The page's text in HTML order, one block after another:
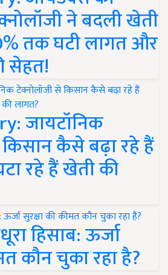
ने बदली खेती
तक घटी लागत और
सेहत!
जायटॉनिक
कैसे बढ़ा रहे हैं
रहे हैं खेती की
हिसाब: ऊर्जा
कौन चुका रहा है?